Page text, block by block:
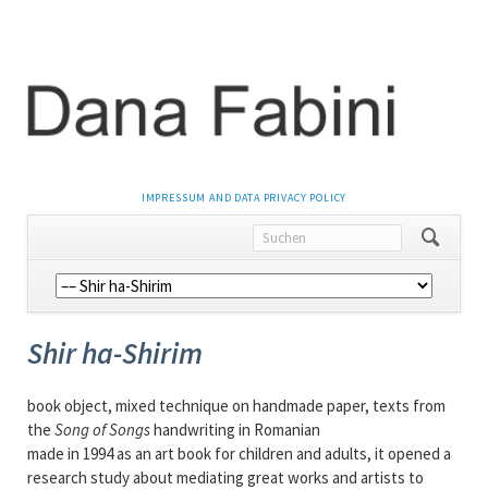
NAVIGATION
ÜBERSPRINGEN
IMPRESSUM AND DATA PRIVACY POLICY
Navigation
überspringen
Shir ha-Shirim
book object, mixed technique on handmade paper, texts from
the Song of Songshandwriting in Romanian
made in 1994 as an art book for children and adults, it opened a
research study about mediating great works and artists to